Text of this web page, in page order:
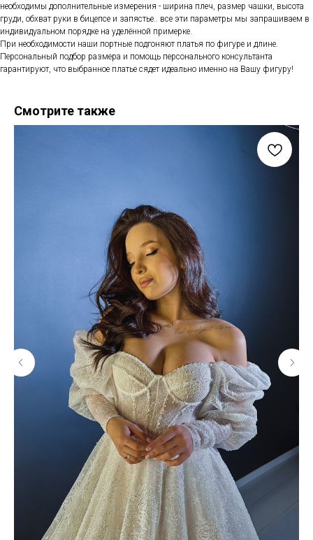
необходимы дополнительные измерения - ширина плеч, размер чашки, высота
груди, обхват руки в бицепсе и запястье.. все эти параметры мы запрашиваем в
индивидуальном порядке на уделённой примерке.
При необходимости наши портные подгоняют платья по фигуре и длине.
Персональный подбор размера и помощь персонального консультанта
гарантируют, что выбранное платье сядет идеально именно на Вашу фигуру!
Смотрите также